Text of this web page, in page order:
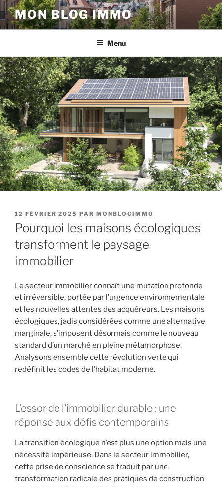
Aller
au
contenu
MON BLOG IMMO
Menu
PUBLIÉ
LE
12 FÉVRIER 2025 PAR MONBLOGIMMO
Pourquoi les maisons écologiques
transforment le paysage
immobilier
Le secteur immobilier connaît une mutation profonde
et irréversible, portée par l’urgence environnementale
et les nouvelles attentes des acquéreurs. Les maisons
écologiques, jadis considérées comme une alternative
marginale, s’imposent désormais comme le nouveau
standard d’un marché en pleine métamorphose.
Analysons ensemble cette révolution verte qui
redéfinit les codes de l’habitat moderne.
L’essor de l’immobilier durable : une
réponse aux défis contemporains
La transition écologique n’est plus une option mais une
nécessité impérieuse. Dans le secteur immobilier,
cette prise de conscience se traduit par une
transformation radicale des pratiques de construction